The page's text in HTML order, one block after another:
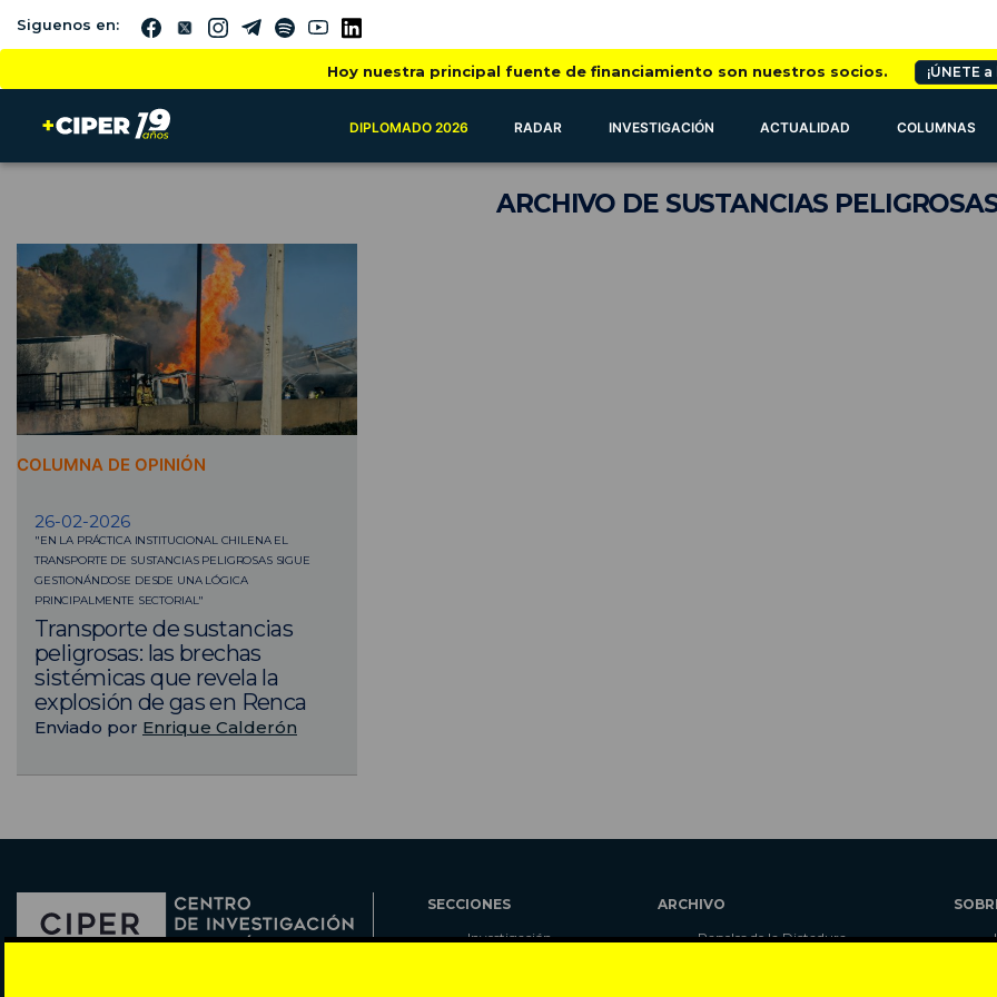
Siguenos en:
Hoy nuestra principal fuente de financiamiento son nuestros socios. ¡ÚNETE
DIPLOMADO 2026 RADAR INVESTIGACIÓN ACTUALIDAD COLUMNAS
ARCHIVO DE SUSTANCIAS
COLUMNA DE OPINIÓN
26-02-2026
"EN LA PRÁCTICA INSTITUCIONAL CHILENA EL
TRANSPORTE DE SUSTANCIAS PELIGROSAS SIGUE
GESTIONÁNDOSE DESDE UNA LÓGICA
PRINCIPALMENTE SECTORIAL"
Transporte de sustancias
peligrosas: las brechas
sistémicas que revela la
explosión de gas en Renca
Enviado por Enrique Calderón
SECCIONES
Investigación
ARCHIVO
Papeles de la Dictadura